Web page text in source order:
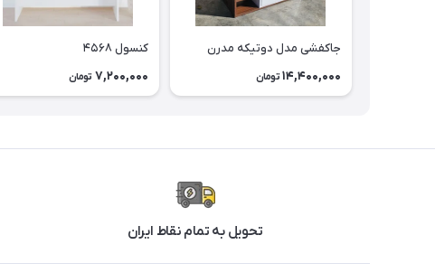
جاکفشی مدل دوتیکه مدرن
14,400,000 تومان
کنسول ۴۵۶۸
7,200,000 تومان
تحویل به تمام نقاط ایران